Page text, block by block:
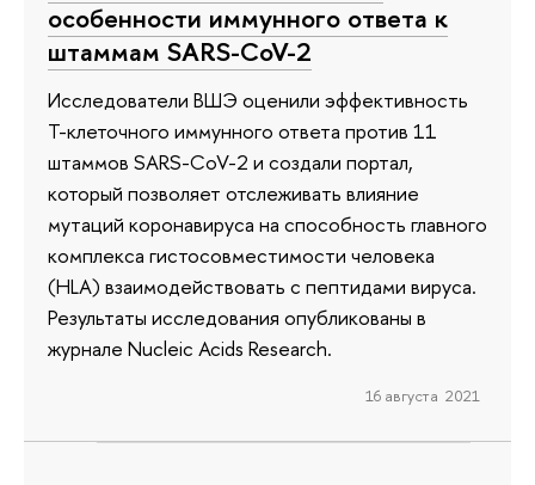
особенности иммунного ответа к
штаммам SARS-CoV-2
Исследователи ВШЭ оценили эффективность
T-клеточного иммунного ответа против 11
штаммов SARS-CoV-2 и создали портал,
который позволяет отслеживать влияние
мутаций коронавируса на способность главного
комплекса гистосовместимости человека
(HLA) взаимодействовать с пептидами вируса.
Результаты исследования опубликованы в
журнале Nucleic Acids Research.
16 августа 2021